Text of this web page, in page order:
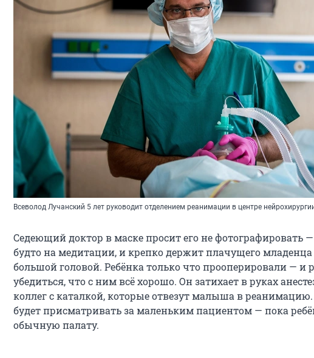
Всеволод Лучанский 5 лет руководит отделением реанимации в центре
Седеющий доктор в маске просит его не фотографировать —
будто на медитации, и крепко держит плачущего
большой головой. Ребёнка только что прооперировали — и
убедиться, что с ним всё хорошо. Он затихает в руках
коллег с каталкой, которые отвезут малыша в
будет присматривать за маленьким пациентом — пока
обычную палату.